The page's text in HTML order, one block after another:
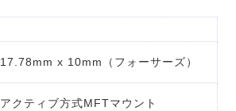
17.78mm x 10mm（フォーサーズ）
アクティブ方式MFTマウント